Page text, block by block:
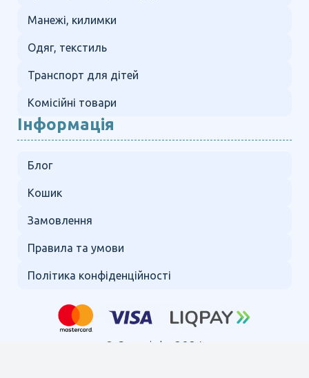
Манежі, килимки
Одяг, текстиль
Транспорт для дітей
Комісійні товари
Інформація
Блог
Кошик
Замовлення
Правила та умови
Політика конфіденційності
© Copyright 2024.